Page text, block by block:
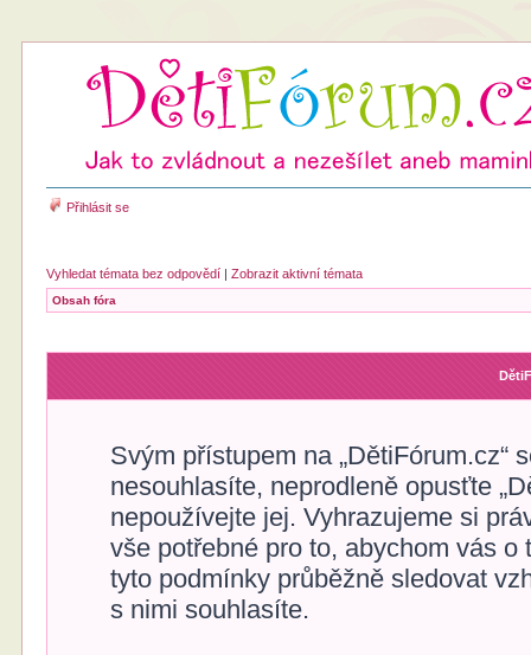
Přihlásit se
Vyhledat témata bez odpovědí |Zobrazit aktivní témata
Obsah fóra
Svým přístupem na
nesouhlasíte, neprodleně opusťte
nepoužívejte jej. Vyhrazujeme si
vše potřebné pro to, abychom vás
tyto podmínky průběžně sledovat
s nimi souhlasíte.